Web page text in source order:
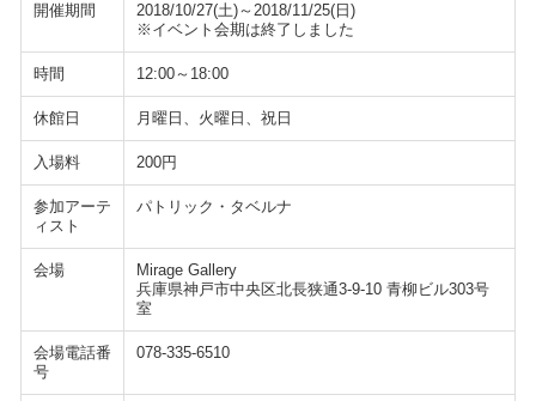
開催期間
2018/10/27(土)～2018/11/25(日)
※イベント会期は終了しました
時間 12:00～18:00
休館日 月曜日、火曜日、祝日
入場料 200円
参加アーテ
ィスト
パトリック・タベルナ
会場
Mirage Gallery
兵庫県神戸市中央区北長狭通3-9-10 青柳ビル303号
室
会場電話番
号
078-335-6510